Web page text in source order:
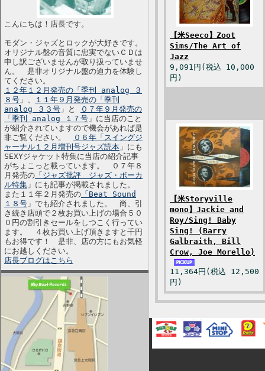
こんにちは！店長です。
モダン・ジャズとロックが大好きです。
オリジナル盤の音質に忠実でないＣＤは
申し訳ございませんが取り扱っていませ
ん。 是非オリジナル盤の迫力を体験し
てください。
１２年１２月発売の「季刊 analog ３
８号 」、
１１年９月発売の「季刊
analog ３３号 」と
０７年９月発売の
「季刊 analog １７号 」に当店のこと
が紹介されていますので機会があれば是
非ご覧ください。
０６年「スイングジ
ャーナル１２月増刊号ジャズ読本 」にも
SEXYジャケット特集に当店の紹介記事
がちょこっと載っています。 ０７年８
月発売の 「ジャズ批評 ジャズ・ボーカ
ル特集 」にも記事が掲載されました。
また１１年２月発売の 「Beat Sound
１８号 」でも紹介されました。 尚、引
き続き店頭で２枚お買い上げの場合５０
０円の割引きセールをしつこく行ってい
ます。 ４枚お買い上げ頂きますと千円
もお得です！ 是非、店の方にもお気軽
にお越しください。
店長ブログはこちら
【米Seeco】Zoot
Sims/The Art of
Jazz
9,091円(税込 10,000
円)
【米Storyville
mono】Jackie and
Roy/Sing! Baby
Sing! (Barry
Galbraith, Bill
Crow, Joe Morello)
11,364円(税込 12,500
円)